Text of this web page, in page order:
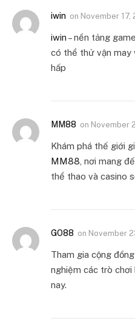
iwin on November
iwin – nền tảng
có thể thử vận may
hấp
MM88 on November
Khám phá thế giới
MM88 , nơi mang
thể thao và casino
GO88 on November
Tham gia cộng
nghiệm các trò chơi
nay.